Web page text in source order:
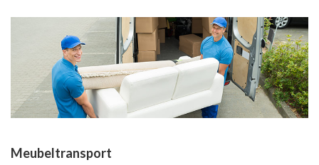
Meubeltransport